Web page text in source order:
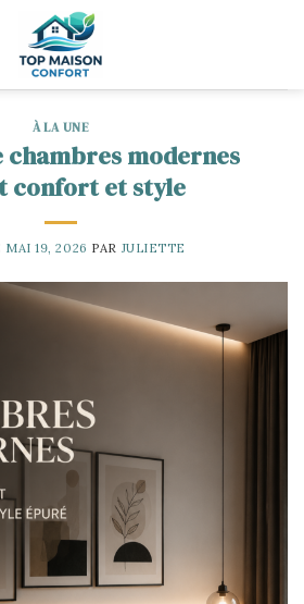
À LA UNE
chambres modernes
confort et style
MAI 19, 2026 PAR JULIETTE